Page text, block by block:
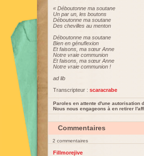
« Déboutonne ma soutane
Un par un, les boutons
Déboutonne ma soutane
Des chevilles au menton
Déboutonne ma soutane
Bien en génuflexion
Et faisons, ma sœur Anne
Notre vraie communion
Et faisons, ma sœur Anne
Notre vraie communion !
ad lib
Transcripteur : scaracrabe
Paroles en attente d'une autorisation
Nous nous engageons à en retirer
Commentaires
2 commentaires
Fillmorejive